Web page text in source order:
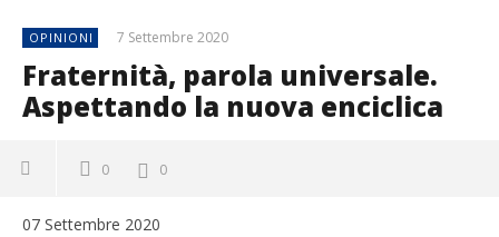
OPINIONI 7 Settembre 2020
Fraternità, parola universale.
Aspettando la nuova enciclica
0 0
07 Settembre 2020